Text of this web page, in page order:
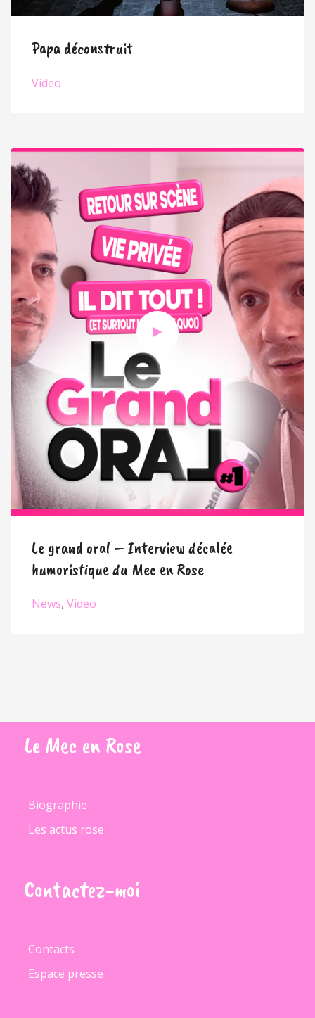
Papa déconstruit
Video
Le grand oral – Interview décalée
humoristique du Mec en Rose
News Video
LeMec enRose
Biographie
Les actus rose
Contactez-moi
Contacts
Espace presse